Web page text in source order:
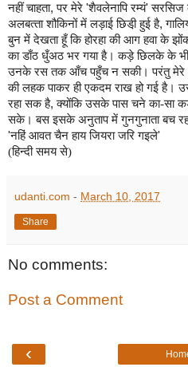
नहीं चाहता,पर मेरे 'शैवलेनापि रम्‍यं'सरसिज
अलबत्‍ता शौकिनों में लड़ाई छि‍डी़ हुई है,
बुन में देखता हूँ कि होरहा की आग हवा के
का डाँठ धुँअठ भर गया है। कड़े छिलके के
उनके रस तक आँच पहुँच न सकी। परंतु
की लहक पाकर ही एकदम राख हो गई है।
रहा सक है,क्‍योंकि उसके पास चने का-सा
सके। बस इसके अनुताप में गुनगुनाता बच
'नहिं आवत चैन हाय जियरा जरि गइले'
(हिन्दी समय से)
udanti.com - March 10, 2017
Share
No comments:
Post a Comment
‹